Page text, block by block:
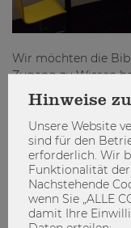
Wir möchten die
Zugang zu Wissen
Lernort, an dem
Wissen aneignen
dem Raum für
abrunden konnten.
#Bibliothek
Hinweise
Unsere Website
sind für den
erforderlich. Wir
Funktionalität der
Nachstehende
wenn Sie „ALLE
damit Ihre